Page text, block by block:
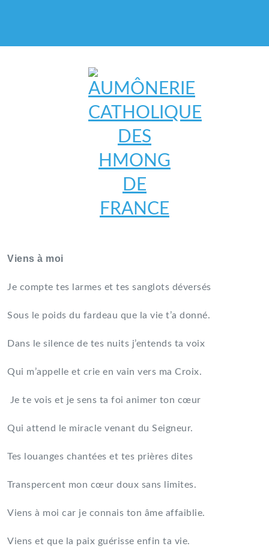
DES HMONG DE FRANCE
Viens à moi
Je compte tes larmes et tes sanglots déversés
Sous le poids du fardeau que la vie t’a donné.
Dans le silence de tes nuits j’entends ta voix
Qui m’appelle et crie en vain vers ma Croix.
Je te vois et je sens ta foi animer ton cœur
Qui attend le miracle venant du Seigneur.
Tes louanges chantées et tes prières dites
Transpercent mon cœur doux sans limites.
Viens à moi car je connais ton âme affaiblie.
Viens et que la paix guérisse enfin ta vie.